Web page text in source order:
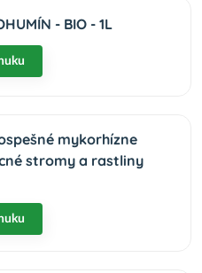
- BIO - 1L
mykorhízne
stromy a rastliny